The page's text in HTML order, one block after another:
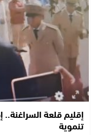
إقليم قلعة
تنموية